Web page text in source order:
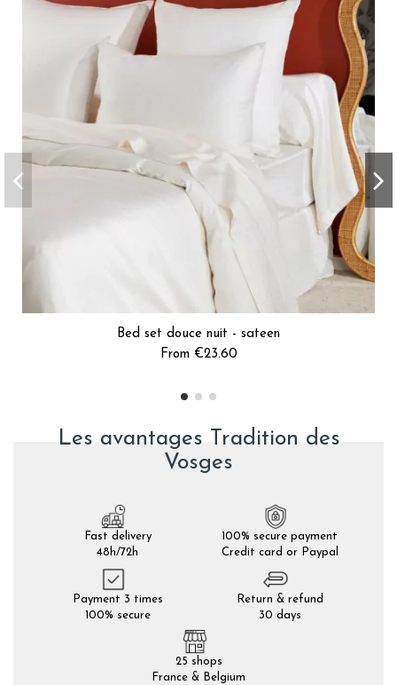
Bed set douce nuit - sateen
From €23.60
Les avantages Tradition des
Vosges
Fast delivery
48h/72h
100% secure payment
Credit card or Paypal
Payment 3 times
100% secure
Return & refund
30 days
25 shops
France & Belgium